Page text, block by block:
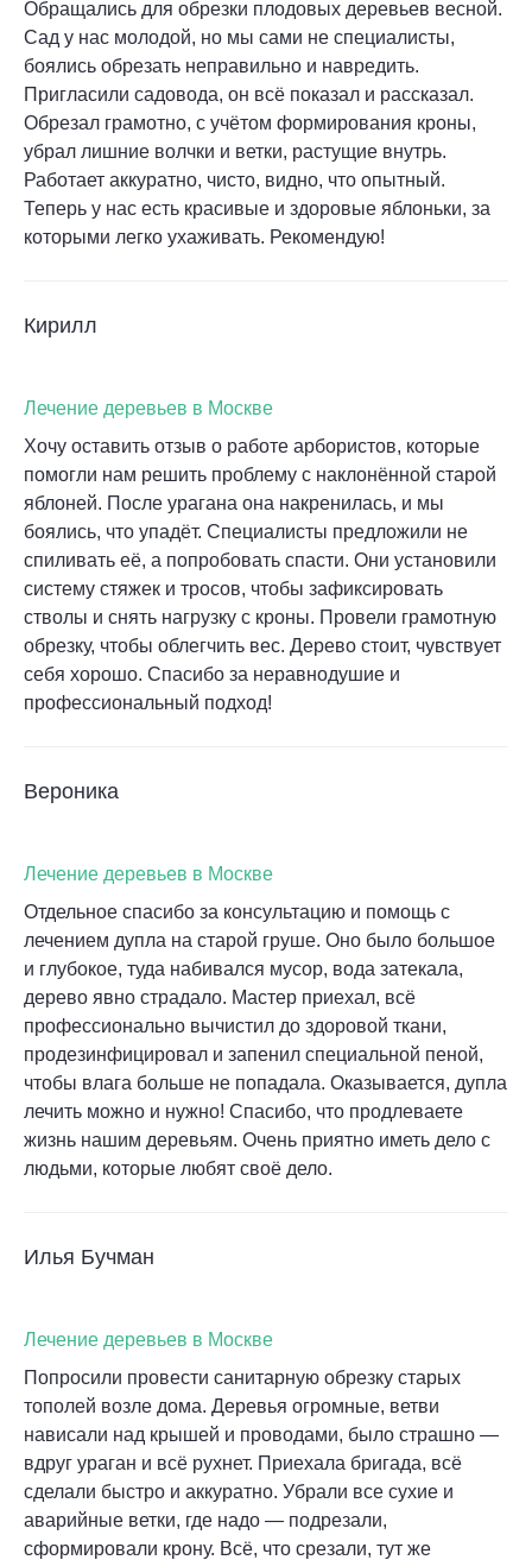
Обращались для обрезки плодовых деревьев весной.
Сад у нас молодой, но мы сами не специалисты,
боялись обрезать неправильно и навредить.
Пригласили садовода, он всё показал и рассказал.
Обрезал грамотно, с учётом формирования кроны,
убрал лишние волчки и ветки, растущие внутрь.
Работает аккуратно, чисто, видно, что опытный.
Теперь у нас есть красивые и здоровые яблоньки, за
которыми легко ухаживать. Рекомендую!
Кирилл
Лечение деревьев в Москве
Хочу оставить отзыв о работе арбористов, которые
помогли нам решить проблему с наклонённой старой
яблоней. После урагана она накренилась, и мы
боялись, что упадёт. Специалисты предложили не
спиливать её, а попробовать спасти. Они установили
систему стяжек и тросов, чтобы зафиксировать
стволы и снять нагрузку с кроны. Провели грамотную
обрезку, чтобы облегчить вес. Дерево стоит, чувствует
себя хорошо. Спасибо за неравнодушие и
профессиональный подход!
Вероника
Лечение деревьев в Москве
Отдельное спасибо за консультацию и помощь с
лечением дупла на старой груше. Оно было большое
и глубокое, туда набивался мусор, вода затекала,
дерево явно страдало. Мастер приехал, всё
профессионально вычистил до здоровой ткани,
продезинфицировал и запенил специальной пеной,
чтобы влага больше не попадала. Оказывается, дупла
лечить можно и нужно! Спасибо, что продлеваете
жизнь нашим деревьям. Очень приятно иметь дело с
людьми, которые любят своё дело.
Илья Бучман
Лечение деревьев в Москве
Попросили провести санитарную обрезку старых
тополей возле дома. Деревья огромные, ветви
нависали над крышей и проводами, было страшно —
вдруг ураган и всё рухнет. Приехала бригада, всё
сделали быстро и аккуратно. Убрали все сухие и
аварийные ветки, где надо — подрезали,
сформировали крону. Всё, что срезали, тут же